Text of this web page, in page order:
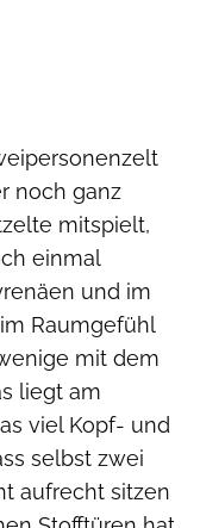
noch ganz
mitspielt,
einmal
und im
Raumgefühl
mit dem
liegt am
viel Kopf- und
selbst zwei
aufrecht sitzen